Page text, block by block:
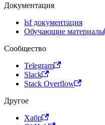
Документация
lsf документация
Обучающие материалы
Сообщество
Telegram
Slack
Stack Overflow
Другое
Хабр